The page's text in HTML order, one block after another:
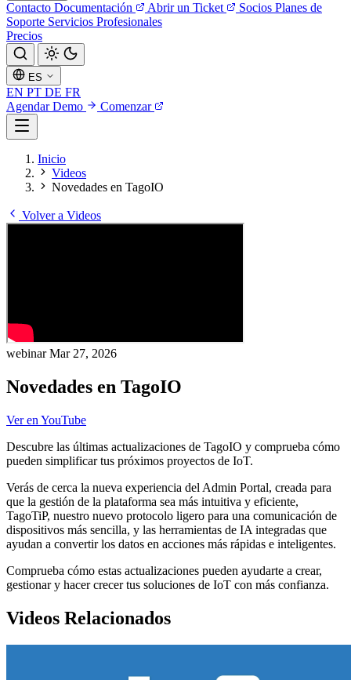
Contacto Documentación Abrir un Ticket Socios Planes de
Soporte Servicios Profesionales
Precios
ES
EN PT DE FR
Agendar Demo
Comenzar
Inicio
Videos
Novedades en TagoIO
Volver a Videos
webinarMar 27, 2026
Novedades en TagoIO
Ver en YouTube
Descubre las últimas actualizaciones de TagoIO y comprueba cómo
pueden simplificar tus próximos proyectos de IoT.
Verás de cerca la nueva experiencia del Admin Portal, creada para
que la gestión de la plataforma sea más intuitiva y eficiente,
TagoTiP, nuestro nuevo protocolo ligero para una comunicación de
dispositivos más sencilla, y las herramientas de IA integradas que
ayudan a convertir los datos en acciones más rápidas e inteligentes.
Comprueba cómo estas actualizaciones pueden ayudarte a crear,
gestionar y hacer crecer tus soluciones de IoT con más confianza.
Videos Relacionados